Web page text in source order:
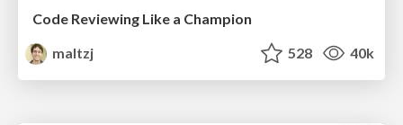
Code Reviewing Like a Champion
maltzj
528 40k